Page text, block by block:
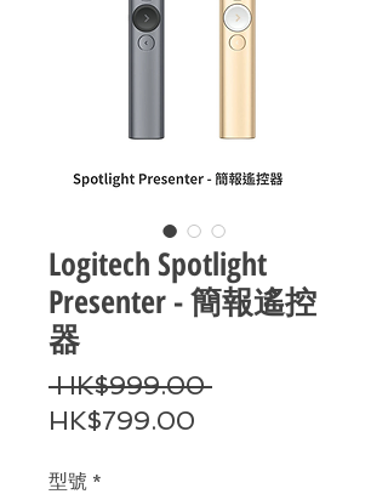
Logitech Spotlight
Presenter - 簡報遙控
器
HK$999.00 一
HK$799.00
型號 *